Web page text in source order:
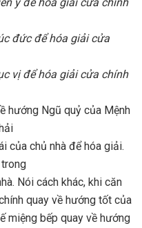
đức để hóa giải cửa
vị để hóa giải cửa chính
hướng Ngũ quỷ của Mệnh
của chủ nhà để hóa giải.
Nói cách khác, khi căn
quay về hướng tốt của
miệng bếp quay về hướng